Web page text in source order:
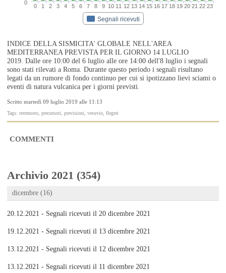
Segnali ricevuti
0 1 2 3 4 5 6 7 8 9 10 11 12 13 14 15 16 17 18 19 20 21 22 23
0
INDICE DELLA SISMICITA' GLOBALE NELL'AREA
MEDITERRANEA PREVISTA PER IL GIORNO 14 LUGLIO
2019. Dalle ore 10:00 del 6 luglio alle ore 14:00 dell'8 luglio i segnali
sono stati rilevati a Roma. Durante questo periodo i segnali risultano
legati da un rumore di fondo continuo per cui si ipotizzano lievi sciami o
eventi di natura vulcanica per i giorni previsti.
Scritto martedì 09 luglio 2019 alle 11:13
Tags: terremoto, precursori, previsioni, vesuvio, flegrei
COMMENTI
Archivio 2021 (354)
dicembre (16)
20.12.2021 - Segnali ricevuti il 20 dicembre 2021
19.12.2021 - Segnali ricevuti il 13 dicembre 2021
13.12.2021 - Segnali ricevuti il 12 dicembre 2021
13.12.2021 - Segnali ricevuti il 11 dicembre 2021